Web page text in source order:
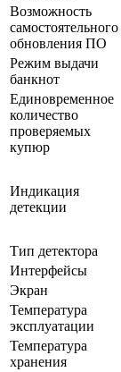
Возможность
самостоятельного
обновления ПО
Режим выдачи
банкнот
Единовременное
количество
проверяемых
купюр
Индикация
детекции
Тип детектора
Интерфейсы
Экран
Температура
эксплуатации
Температура
хранения